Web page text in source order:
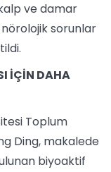
ve damar
sorunlar
İÇİN DAHA
Toplum
Ding, makalede
biyoaktif